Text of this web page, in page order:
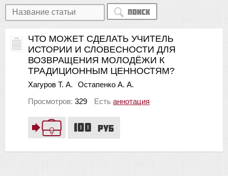
Поиск
100 руб
ЧТО МОЖЕТ СДЕЛАТЬ УЧИТЕЛЬ
ИСТОРИИ И СЛОВЕСНОСТИ ДЛЯ
ВОЗВРАЩЕНИЯ МОЛОДЁЖИ К
ТРАДИЦИОННЫМ ЦЕННОСТЯМ?
Хагуров Т. А.
Остапенко А. А.
Просмотров: 329 Есть аннотация